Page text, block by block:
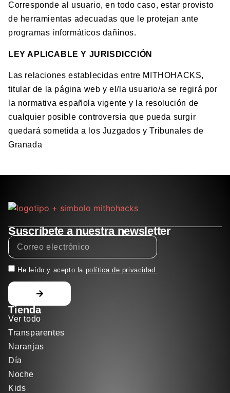
Corresponde al usuario, en todo caso, estar provisto
de herramientas adecuadas que le protejan ante
programas informáticos dañinos.
LEY APLICABLE Y JURISDICCIÓN
Las relaciones establecidas entre MITHOHACKS,
titular de la página web y el/la usuario/a se regirá por
la normativa española vigente y la resolución de
cualquier posible controversia que pueda surgir
quedará sometida a los Juzgados y Tribunales de
Granada
Suscríbete a nuestra newsletter
He leído y acepto la política de privacidad .
Tienda
Ver todo
Transparentes
Naranjas
Día
Noche
Kids